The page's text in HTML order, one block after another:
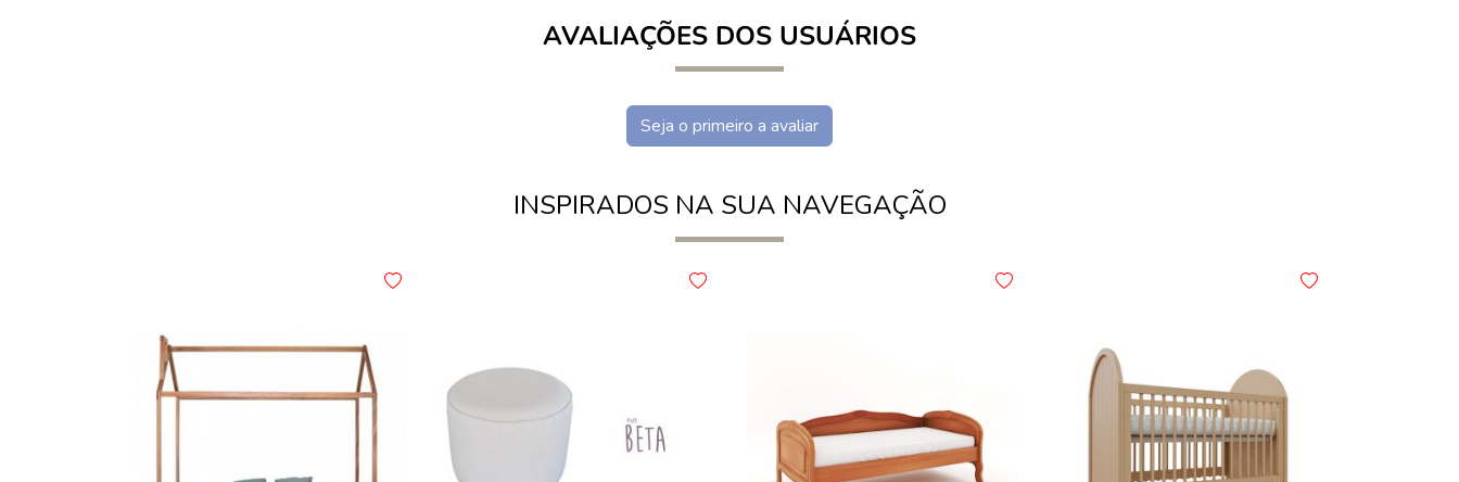
AVALIAÇÕES DOS USUÁRIOS
Seja o primeiro a avaliar
INSPIRADOS NA SUA NAVEGAÇÃO